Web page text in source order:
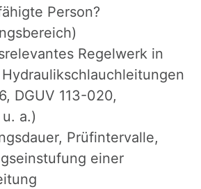
Person?
Regelwerk in
DGUV 113-020,
a.)
Prüfintervalle,
einer